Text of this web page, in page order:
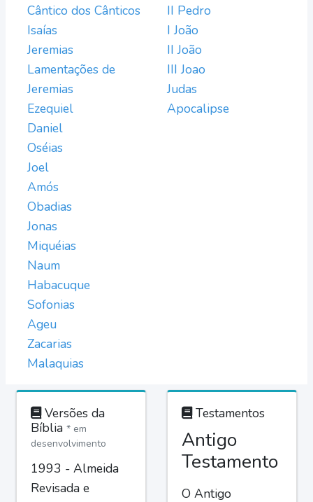
Cântico dos Cânticos
Isaías
Jeremias
Lamentações de
Jeremias
Ezequiel
Daniel
Oséias
Joel
Amós
Obadias
Jonas
Miquéias
Naum
Habacuque
Sofonias
Ageu
Zacarias
Malaquias
II Pedro
I João
II João
III Joao
Judas
Apocalipse
Versões da
Bíblia * em
desenvolvimento
1993 - Almeida
Revisada e
Testamentos
Antigo
Testamento
O Antigo